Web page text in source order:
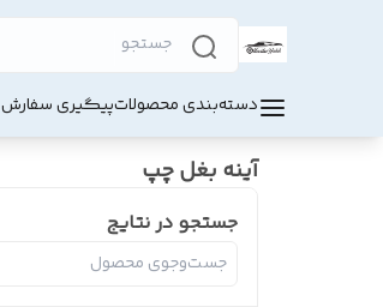
دسته‌بندی محصولاتپیگیری سفارش
آینه بغل چپ
جستجو در نتایج